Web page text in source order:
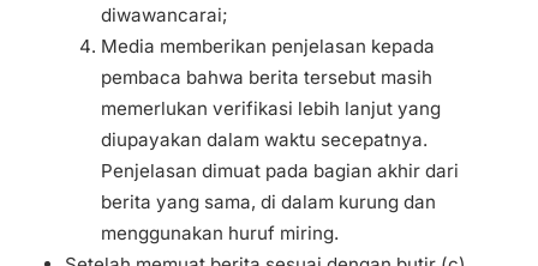
diwawancarai;
Media memberikan penjelasan kepada
pembaca bahwa berita tersebut masih
memerlukan verifikasi lebih lanjut yang
diupayakan dalam waktu secepatnya.
Penjelasan dimuat pada bagian akhir dari
berita yang sama, di dalam kurung dan
menggunakan huruf miring.